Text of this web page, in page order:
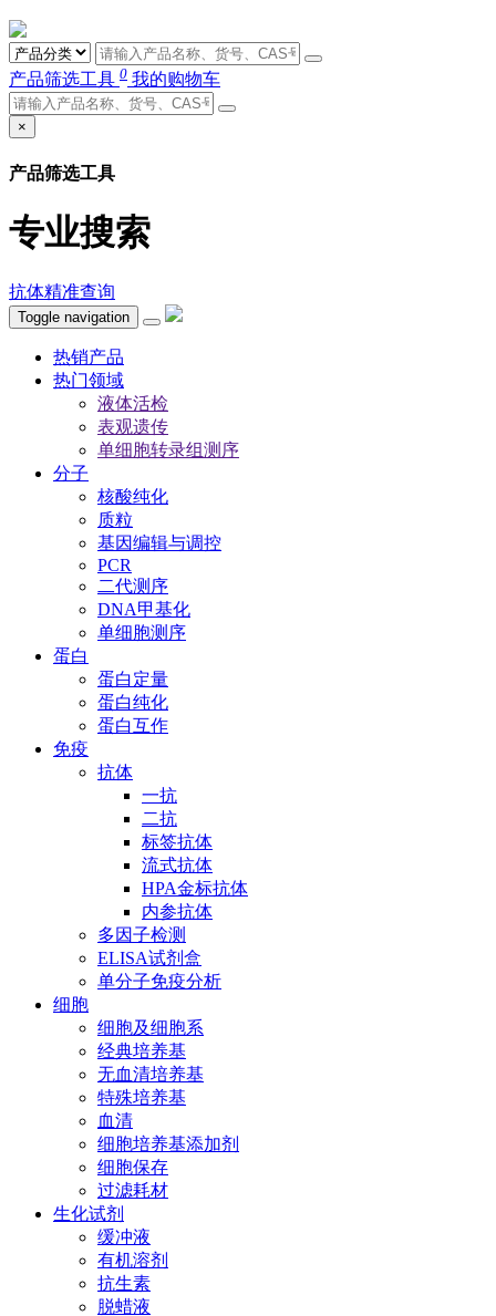
产品筛选工具 0 我的购物车
×
产品筛选工具
专业搜索
抗体精准查询
Toggle navigation
热销产品
热门领域
液体活检
表观遗传
单细胞转录组测序
分子
核酸纯化
质粒
基因编辑与调控
PCR
二代测序
DNA甲基化
单细胞测序
蛋白
蛋白定量
蛋白纯化
蛋白互作
免疫
抗体
一抗
二抗
标签抗体
流式抗体
HPA金标抗体
内参抗体
多因子检测
ELISA试剂盒
单分子免疫分析
细胞
细胞及细胞系
经典培养基
无血清培养基
特殊培养基
血清
细胞培养基添加剂
细胞保存
过滤耗材
生化试剂
缓冲液
有机溶剂
抗生素
脱蜡液